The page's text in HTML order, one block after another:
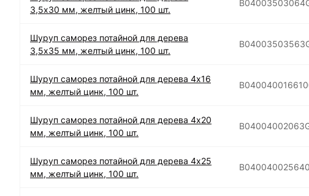
3,5х30 мм, желтый цинк, 100 шт.
Шуруп саморез потайной для дерева
3,5х35 мм, желтый цинк, 100 шт.
Шуруп саморез потайной для дерева 4х16
мм, желтый цинк, 100 шт.
Шуруп саморез потайной для дерева 4х20
мм, желтый цинк, 100 шт.
Шуруп саморез потайной для дерева 4х25
мм, желтый цинк, 100 шт.